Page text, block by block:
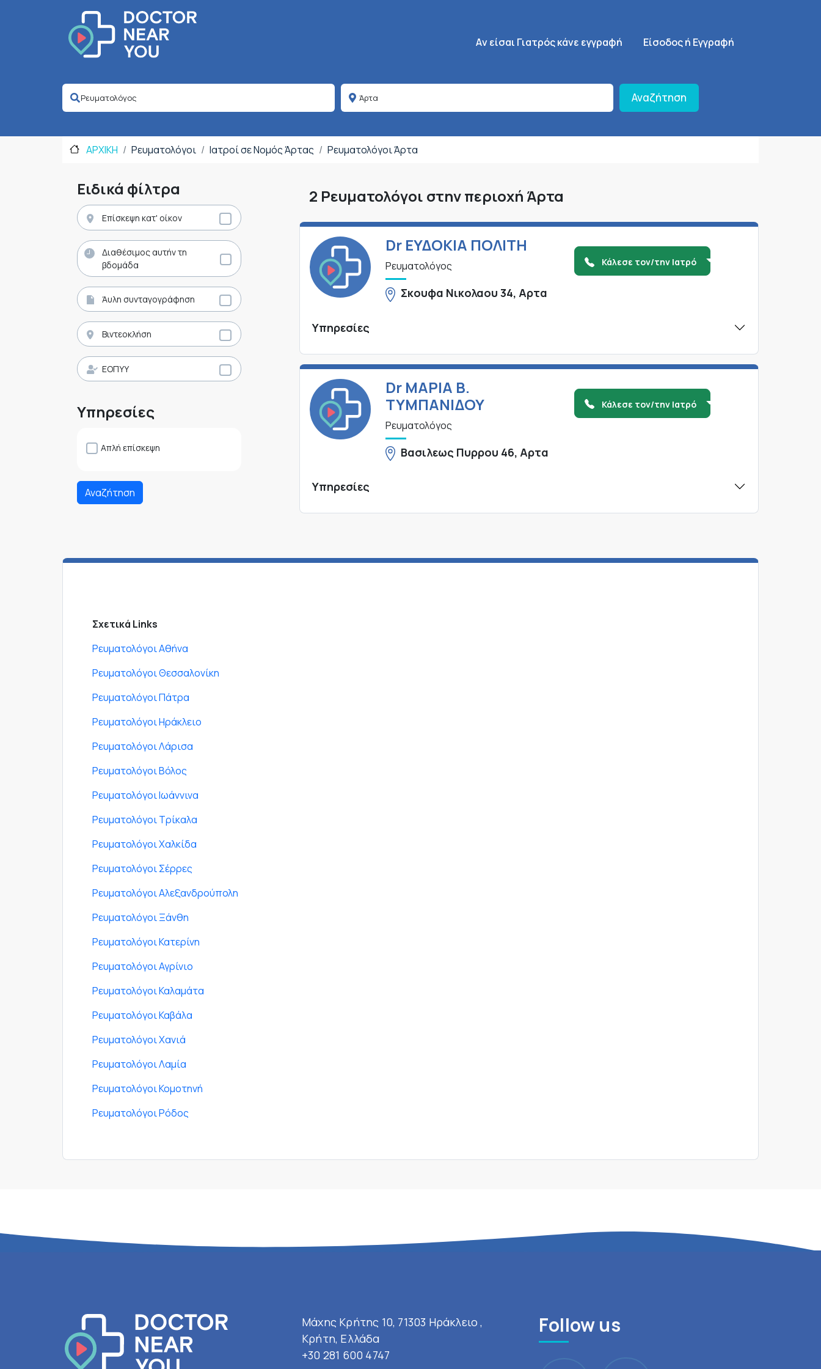
Κεντρική πλοήγηση
Aν είσαι Γιατρός κάνε εγγραφή SignUp Menu
Είσοδος ή Εγγραφή
Αναζήτηση
ΑΡΧΙΚΗ Ρευματολόγοι Ιατροί σε Νομός Άρτας Ρευματολόγοι Άρτα
Ειδικά φίλτρα
Επίσκεψη κατ' οίκον
Διαθέσιμος αυτήν τη
βδομάδα
Άυλη συνταγογράφηση
Βιντεοκλήση
ΕΟΠΥΥ
Υπηρεσίες
Απλή επίσκεψη
Αναζήτηση
2 Ρευματολόγοι στην περιοχή Άρτα
Dr ΕΥΔΟΚΙΑ ΠΟΛΙΤΗ
Ρευματολόγος
Σκουφα Νικολαου 34, Αρτα
Κάλεσε τον/την Ιατρό
Υπηρεσίες
Dr ΜΑΡΙΑ Β.
ΤΥΜΠΑΝΙΔΟΥ
Ρευματολόγος
Βασιλεως Πυρρου 46, Αρτα
Κάλεσε τον/την Ιατρό
Υπηρεσίες
Σχετικά Links
Ρευματολόγοι Αθήνα
Ρευματολόγοι Θεσσαλονίκη
Ρευματολόγοι Πάτρα
Ρευματολόγοι Ηράκλειο
Ρευματολόγοι Λάρισα
Ρευματολόγοι Βόλος
Ρευματολόγοι Ιωάννινα
Ρευματολόγοι Τρίκαλα
Ρευματολόγοι Χαλκίδα
Ρευματολόγοι Σέρρες
Ρευματολόγοι Αλεξανδρούπολη
Ρευματολόγοι Ξάνθη
Ρευματολόγοι Κατερίνη
Ρευματολόγοι Αγρίνιο
Ρευματολόγοι Καλαμάτα
Ρευματολόγοι Καβάλα
Ρευματολόγοι Χανιά
Ρευματολόγοι Λαμία
Ρευματολόγοι Κομοτηνή
Ρευματολόγοι Ρόδος
Μάχης Κρήτης 10, 71303 Ηράκλειο ,
Κρήτη, Ελλάδα
+30 281 600 4747
Follow us